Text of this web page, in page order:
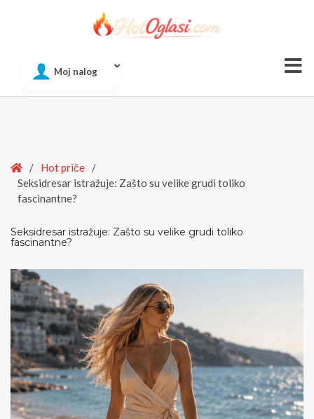
Moj nalog
Home
/ Hot pričе
/
Seksidresar istražuje: Zašto su velike grudi toliko
fascinantne?
Seksidresar istražuje: Zašto su velike grudi toliko
fascinantne?